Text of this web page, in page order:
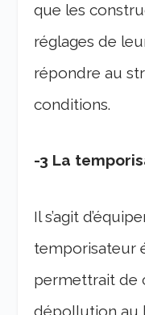
que les
réglages de
répondre au
conditions.
-3 La
Il s’agit
temporisateur
permettrait de
dépollution au